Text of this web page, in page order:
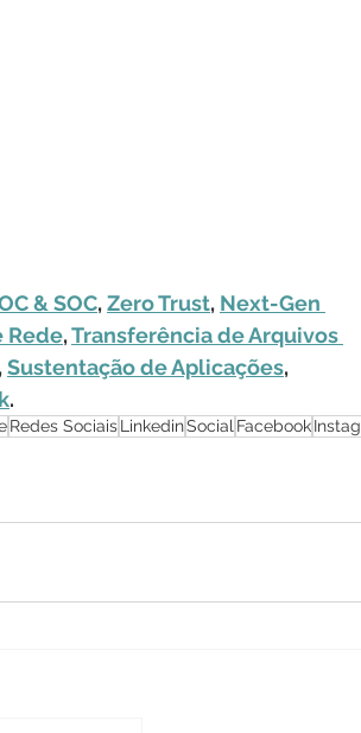
& SOC, Zero Trust, Next-Gen
Rede, Transferência de Arquivos
, Sustentação de Aplicações,
.
Redes SociaisLinkedinSocial Facebook